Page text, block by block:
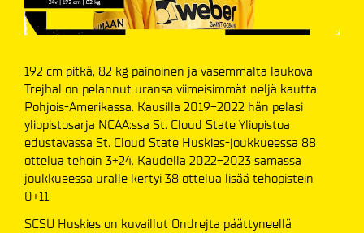
192 cm pitkä, 82 kg painoinen ja vasemmalta laukova
Trejbal on pelannut uransa viimeisimmät neljä kautta
Pohjois-Amerikassa. Kausilla 2019-2022 hän pelasi
yliopistosarja NCAA:ssa St. Cloud State Yliopistoa
edustavassa St. Cloud State Huskies-joukkueessa 88
ottelua tehoin 3+24. Kaudella 2022-2023 samassa
joukkueessa uralle kertyi 38 ottelua lisää tehopistein
0+11.
SCSU Huskies on kuvaillut Ondrejta päättyneellä